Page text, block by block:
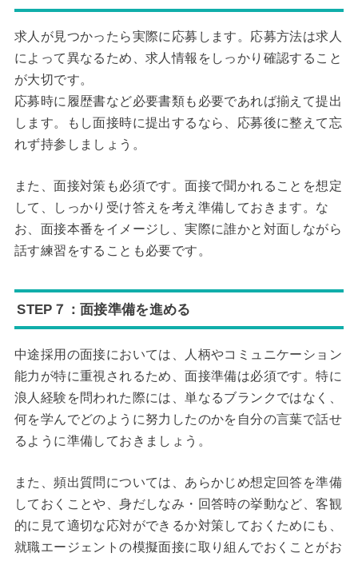
求人が見つかったら実際に応募します。応募方法は求人
によって異なるため、求人情報をしっかり確認すること
が大切です。
応募時に履歴書など必要書類も必要であれば揃えて提出
します。もし面接時に提出するなら、応募後に整えて忘
れず持参しましょう。
また、面接対策も必須です。面接で聞かれることを想定
して、しっかり受け答えを考え準備しておきます。な
お、面接本番をイメージし、実際に誰かと対面しながら
話す練習をすることも必要です。
STEP７：面接準備を進める
中途採用の面接においては、人柄やコミュニケーション
能力が特に重視されるため、面接準備は必須です。特に
浪人経験を問われた際には、単なるブランクではなく、
何を学んでどのように努力したのかを自分の言葉で話せ
るように準備しておきましょう。
また、頻出質問については、あらかじめ想定回答を準備
しておくことや、身だしなみ・回答時の挙動など、客観
的に見て適切な応対ができるか対策しておくためにも、
就職エージェントの模擬面接に取り組んでおくことがお